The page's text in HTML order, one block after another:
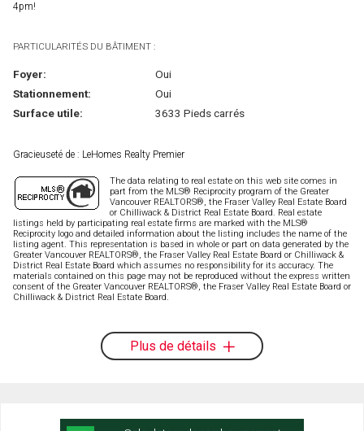
4pm!
PARTICULARITÉS DU BÂTIMENT :
Foyer:
Oui
Stationnement:
Oui
Surface utile:
3633 Pieds carrés
Gracieuseté de : LeHomes Realty Premier
The data relating to real estate on this web site comes in
part from the MLS® Reciprocity program of the Greater
Vancouver REALTORS®, the Fraser Valley Real Estate Board
or Chilliwack & District Real Estate Board. Real estate
listings held by participating real estate firms are marked with the MLS®
Reciprocity logo and detailed information about the listing includes the name of the
listing agent. This representation is based in whole or part on data generated by the
Greater Vancouver REALTORS®, the Fraser Valley Real Estate Board or Chilliwack &
District Real Estate Board which assumes no responsibility for its accuracy. The
materials contained on this page may not be reproduced without the express written
consent of the Greater Vancouver REALTORS®, the Fraser Valley Real Estate Board or
Chilliwack & District Real Estate Board.
Plus de détails